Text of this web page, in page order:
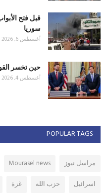
قبل فتح
سوريا
أغسطس 6, 2026
حين تخسر
أغسطس 4, 2026
POPULAR TAGS
مراسل نيوز Mourasel news
اسرائيل
حزب الله غزة